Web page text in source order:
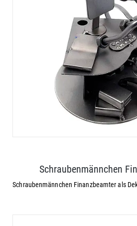
Schraubenmännchen
Schraubenmännchen Finanzbeamter als